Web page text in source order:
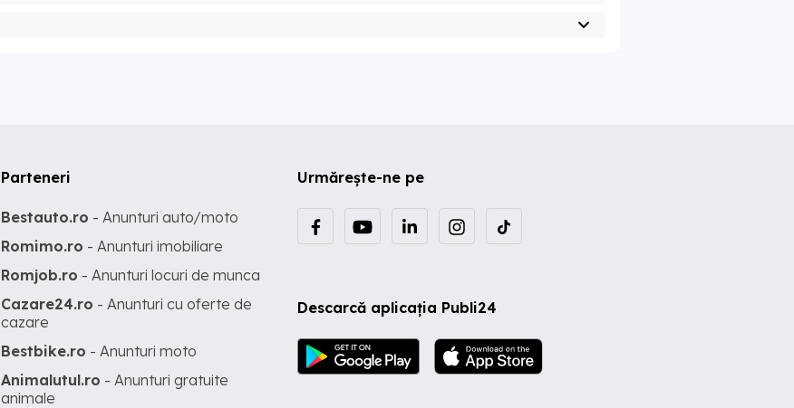
Urmărește-ne pe
Descarcă aplicația Publi24
Parteneri
Bestauto.ro - Anunturi auto/moto
Romimo.ro - Anunturi imobiliare
Romjob.ro - Anunturi locuri de munca
Cazare24.ro - Anunturi cu oferte de
cazare
Bestbike.ro - Anunturi moto
Animalutul.ro - Anunturi gratuite
animale